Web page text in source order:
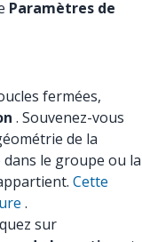
Paramètres de
fermées,
. Souvenez-vous
de la
le groupe ou la
Cette
.
sur